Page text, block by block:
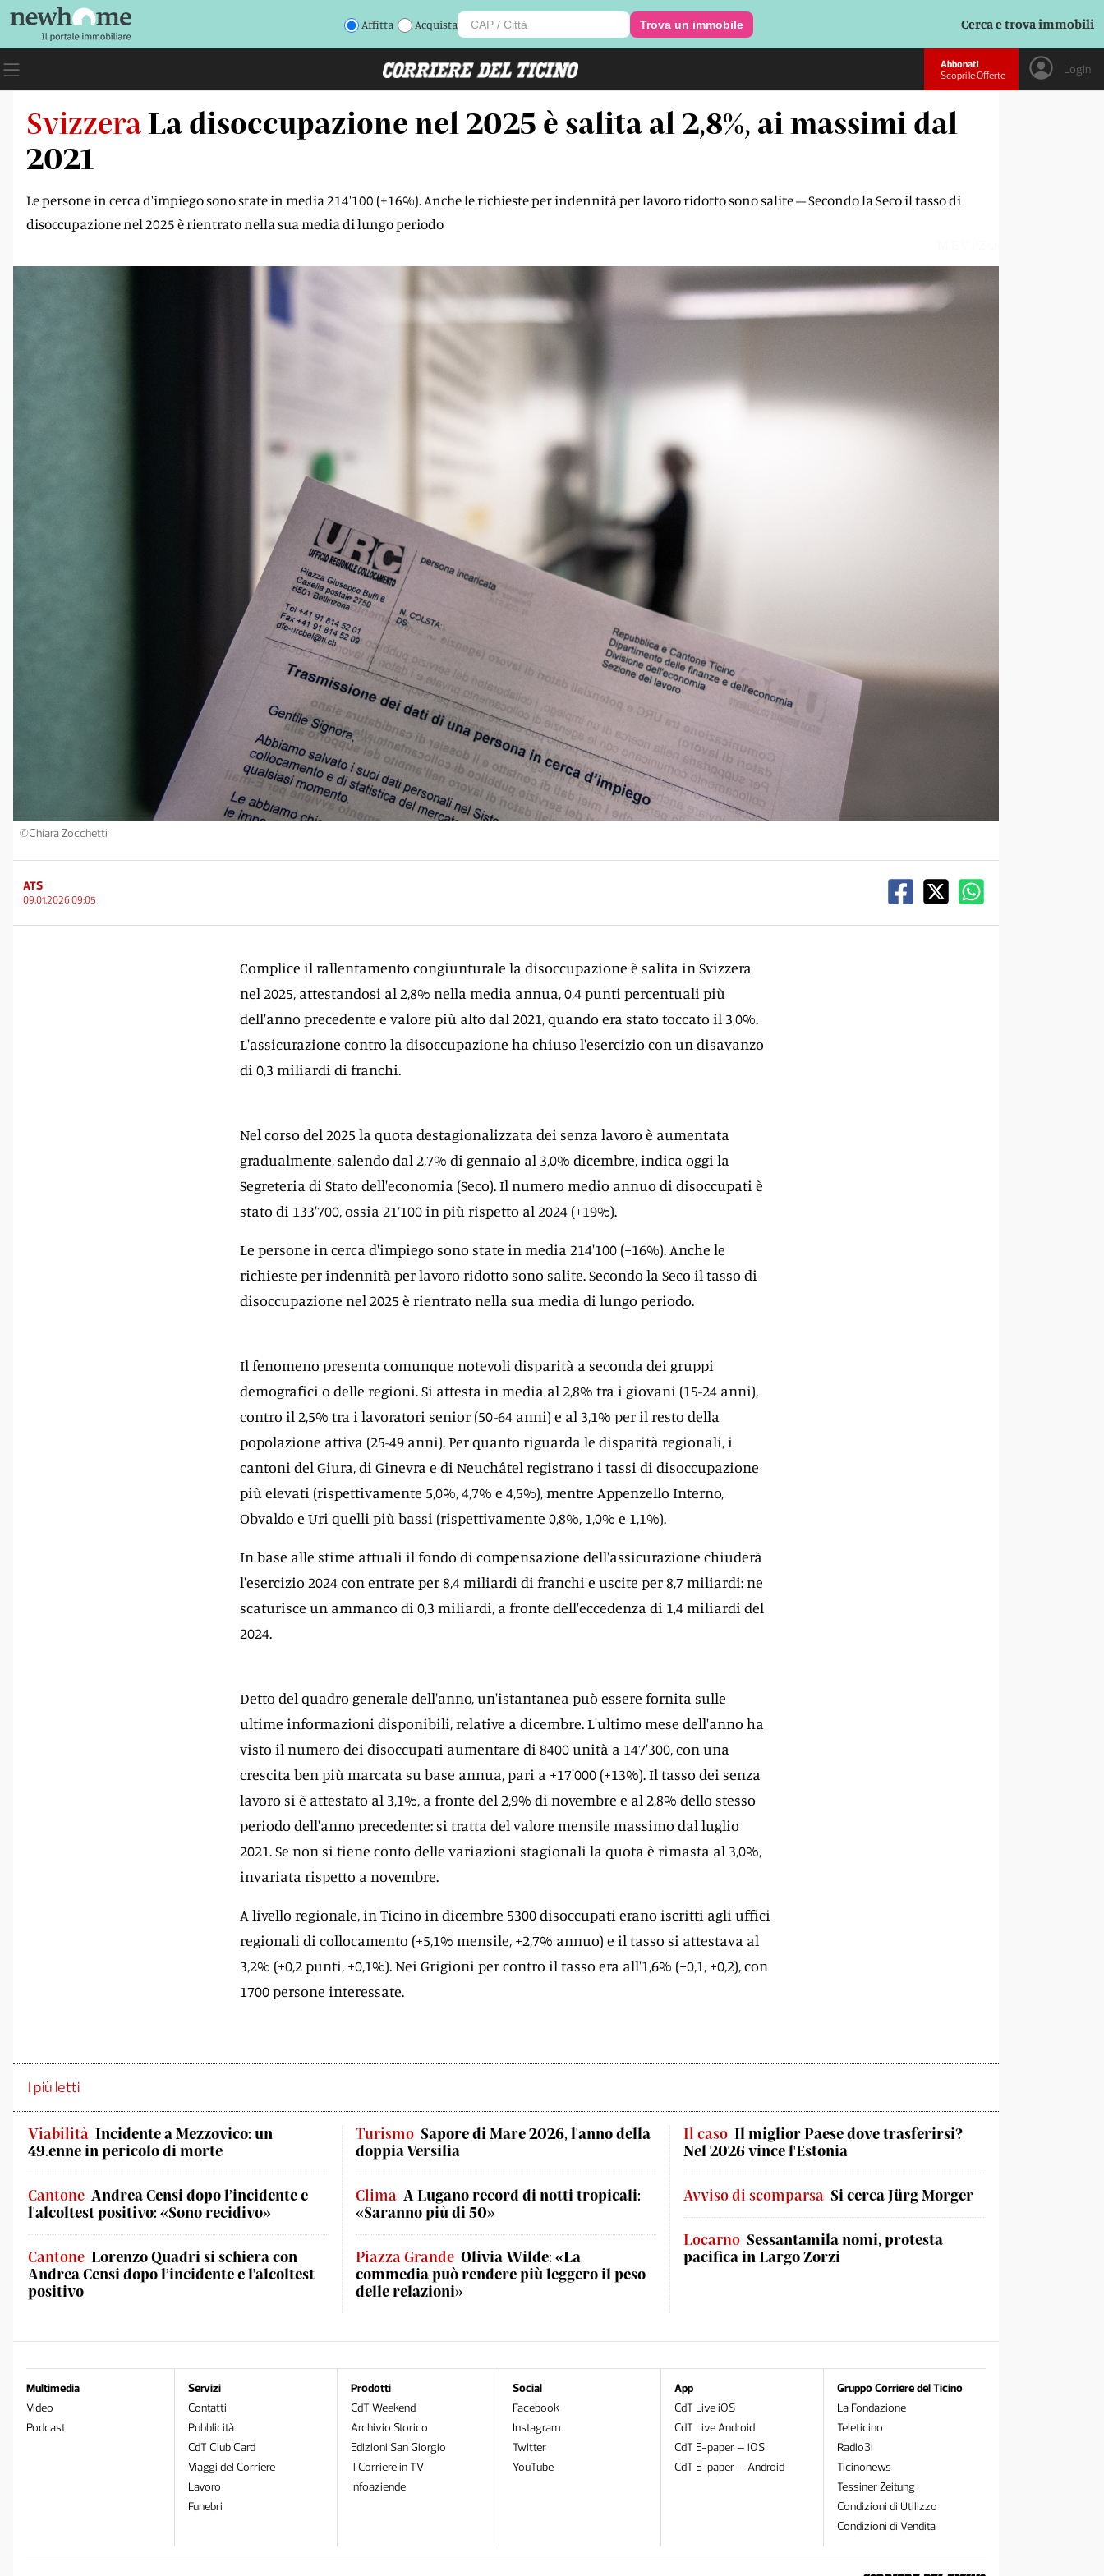
Affitta Acquista Trova un immobile Cerca e trova immobili
Abbonati
Scopri le Offerte
Login
SvizzeraLa disoccupazione nel 2025 è salita al 2,8%, ai massimi dal
2021
Le persone in cerca d'impiego sono state in media 214'100 (+16%). Anche le richieste per indennità per lavoro ridotto sono salite – Secondo la Seco il tasso di
disoccupazione nel 2025 è rientrato nella sua media di lungo periodo
©Chiara Zocchetti
ATS
09.01.2026 09:05
Complice il rallentamento congiunturale la disoccupazione è salita in Svizzera
nel 2025, attestandosi al 2,8% nella media annua, 0,4 punti percentuali più
dell'anno precedente e valore più alto dal 2021, quando era stato toccato il 3,0%.
L'assicurazione contro la disoccupazione ha chiuso l'esercizio con un disavanzo
di 0,3 miliardi di franchi.
Nel corso del 2025 la quota destagionalizzata dei senza lavoro è aumentata
gradualmente, salendo dal 2,7% di gennaio al 3,0% dicembre, indica oggi la
Segreteria di Stato dell'economia (Seco). Il numero medio annuo di disoccupati è
stato di 133'700, ossia 21’100 in più rispetto al 2024 (+19%).
Le persone in cerca d'impiego sono state in media 214'100 (+16%). Anche le
richieste per indennità per lavoro ridotto sono salite. Secondo la Seco il tasso di
disoccupazione nel 2025 è rientrato nella sua media di lungo periodo.
Il fenomeno presenta comunque notevoli disparità a seconda dei gruppi
demografici o delle regioni. Si attesta in media al 2,8% tra i giovani (15-24 anni),
contro il 2,5% tra i lavoratori senior (50-64 anni) e al 3,1% per il resto della
popolazione attiva (25-49 anni). Per quanto riguarda le disparità regionali, i
cantoni del Giura, di Ginevra e di Neuchâtel registrano i tassi di disoccupazione
più elevati (rispettivamente 5,0%, 4,7% e 4,5%), mentre Appenzello Interno,
Obvaldo e Uri quelli più bassi (rispettivamente 0,8%, 1,0% e 1,1%).
In base alle stime attuali il fondo di compensazione dell'assicurazione chiuderà
l'esercizio 2024 con entrate per 8,4 miliardi di franchi e uscite per 8,7 miliardi: ne
scaturisce un ammanco di 0,3 miliardi, a fronte dell'eccedenza di 1,4 miliardi del
2024.
Detto del quadro generale dell'anno, un'istantanea può essere fornita sulle
ultime informazioni disponibili, relative a dicembre. L'ultimo mese dell'anno ha
visto il numero dei disoccupati aumentare di 8400 unità a 147'300, con una
crescita ben più marcata su base annua, pari a +17'000 (+13%). Il tasso dei senza
lavoro si è attestato al 3,1%, a fronte del 2,9% di novembre e al 2,8% dello stesso
periodo dell'anno precedente: si tratta del valore mensile massimo dal luglio
2021. Se non si tiene conto delle variazioni stagionali la quota è rimasta al 3,0%,
invariata rispetto a novembre.
A livello regionale, in Ticino in dicembre 5300 disoccupati erano iscritti agli uffici
regionali di collocamento (+5,1% mensile, +2,7% annuo) e il tasso si attestava al
3,2% (+0,2 punti, +0,1%). Nei Grigioni per contro il tasso era all'1,6% (+0,1, +0,2), con
1700 persone interessate.
I più letti
Viabilità Incidente a Mezzovico: un
49.enne in pericolo di morte
Cantone Andrea Censi dopo l’incidente e
l'alcoltest positivo: «Sono recidivo»
Cantone Lorenzo Quadri si schiera con
Andrea Censi dopo l’incidente e l'alcoltest
positivo
Turismo Sapore di Mare 2026, l'anno della
doppia Versilia
Clima A Lugano record di notti tropicali:
«Saranno più di 50»
Piazza Grande Olivia Wilde: «La
commedia può rendere più leggero il peso
delle relazioni»
Il caso Il miglior Paese dove trasferirsi?
Nel 2026 vince l'Estonia
Avviso di scomparsa Si cerca Jürg Morger
Locarno Sessantamila nomi, protesta
pacifica in Largo Zorzi
Multimedia
Video
Podcast
Servizi
Contatti
Pubblicità
CdT Club Card
Viaggi del Corriere
Lavoro
Funebri
Prodotti
CdT Weekend
Archivio Storico
Edizioni San Giorgio
Il Corriere in TV
Infoaziende
Social
Facebook
Instagram
Twitter
YouTube
App
CdT Live iOS
CdT Live Android
CdT E-paper – iOS
CdT E-paper – Android
Gruppo Corriere del Ticino
La Fondazione
Teleticino
Radio3i
Ticinonews
Tessiner Zeitung
Condizioni di Utilizzo
Condizioni di Vendita